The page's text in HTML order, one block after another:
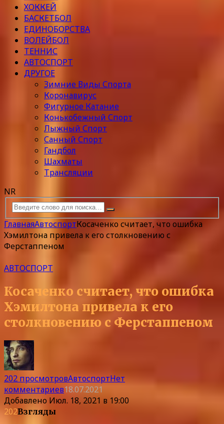
ХОККЕЙ
БАСКЕТБОЛ
ЕДИНОБОРСТВА
ВОЛЕЙБОЛ
ТЕННИС
АВТОСПОРТ
ДРУГОЕ
Зимние Виды Спорта
Коронавирус
Фигурное Катание
Конькобежный Спорт
Лыжный Спорт
Санный Спорт
Гандбол
Шахматы
Трансляции
NR
ГлавнаяАвтоспортКосаченко считает, что ошибка
Хэмилтона привела к его столкновению с
Ферстаппеном
АВТОСПОРТ
Косаченко считает, что ошибка
Хэмилтона привела к его
столкновению с Ферстаппеном
202 просмотровАвтоспортНет
комментариев18.07.2021
Добавлено Июл. 18, 2021 в 19:00
202Взгляды